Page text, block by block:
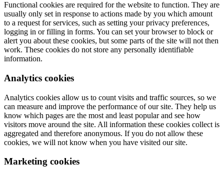
Functional cookies are required for the website to function. They are
usually only set in response to actions made by you which amount
to a request for services, such as setting your privacy preferences,
logging in or filling in forms. You can set your browser to block or
alert you about these cookies, but some parts of the site will not then
work. These cookies do not store any personally identifiable
information.
Analytics cookies
Analytics cookies allow us to count visits and traffic sources, so we
can measure and improve the performance of our site. They help us
know which pages are the most and least popular and see how
visitors move around the site. All information these cookies collect is
aggregated and therefore anonymous. If you do not allow these
cookies, we will not know when you have visited our site.
Marketing cookies